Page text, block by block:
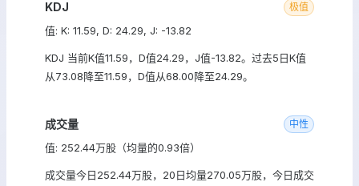
KDJ 极值
值: K: 11.59, D: 24.29, J: -13.82
KDJ 当前K值11.59，D值24.29，J值-13.82。过去5日K值
从73.08降至11.59，D值从68.00降至24.29。
成交量 中性
值: 252.44万股（均量的0.93倍）
成交量今日252.44万股，20日均量270.05万股，今日成交